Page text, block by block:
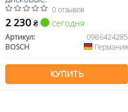
0 отзывов
2 230 ₴ сегодня
Артикул:
0986424285
BOSCH
Германия
КУПИТЬ